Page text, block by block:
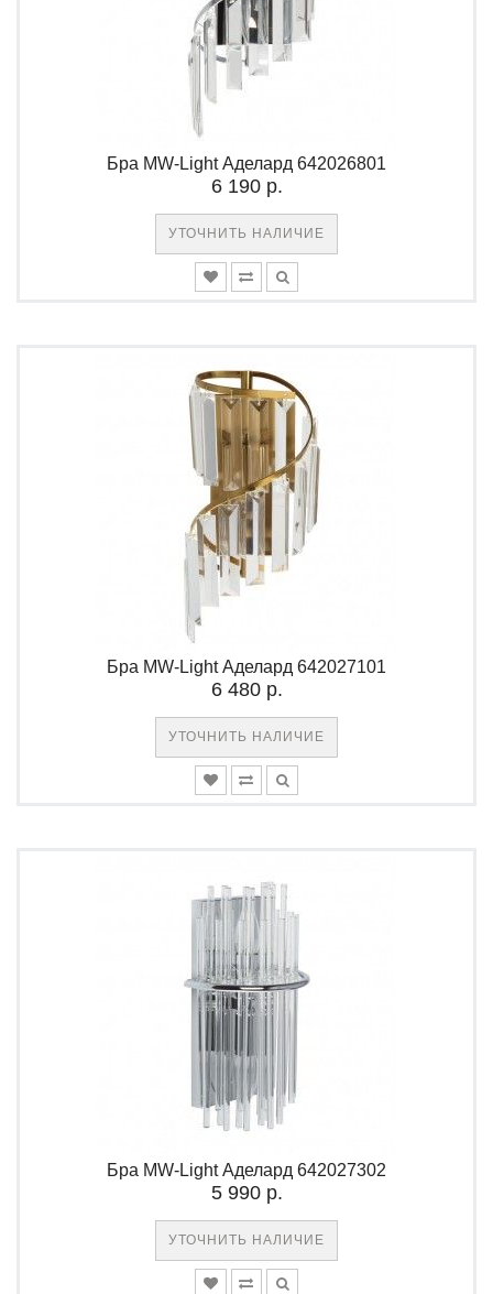
Бра MW-Light Аделард 642026801
6 190 р.
УТОЧНИТЬ НАЛИЧИЕ
Бра MW-Light Аделард 642027101
6 480 р.
УТОЧНИТЬ НАЛИЧИЕ
Бра MW-Light Аделард 642027302
5 990 р.
УТОЧНИТЬ НАЛИЧИЕ